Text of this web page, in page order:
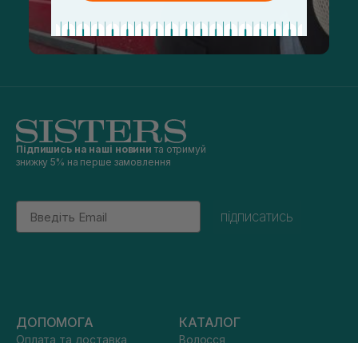
Підпишись на наші новини та отримуй
знижку 5% на перше замовлення
Email
підписатись
ДОПОМОГА
Оплата та доставка
КАТАЛОГ
Волосся